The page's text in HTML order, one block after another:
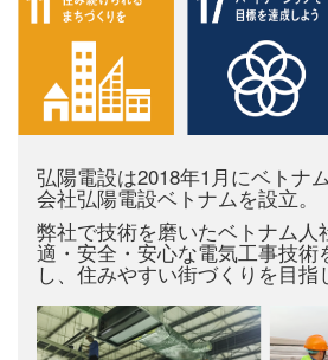
弘陽電設は2018年1月にベトナ
会社弘陽電設ベトナムを設立。
弊社で技術を磨いたベトナム人
適・安全・安心な電気工事技術
し、住みやすい街づくりを目指